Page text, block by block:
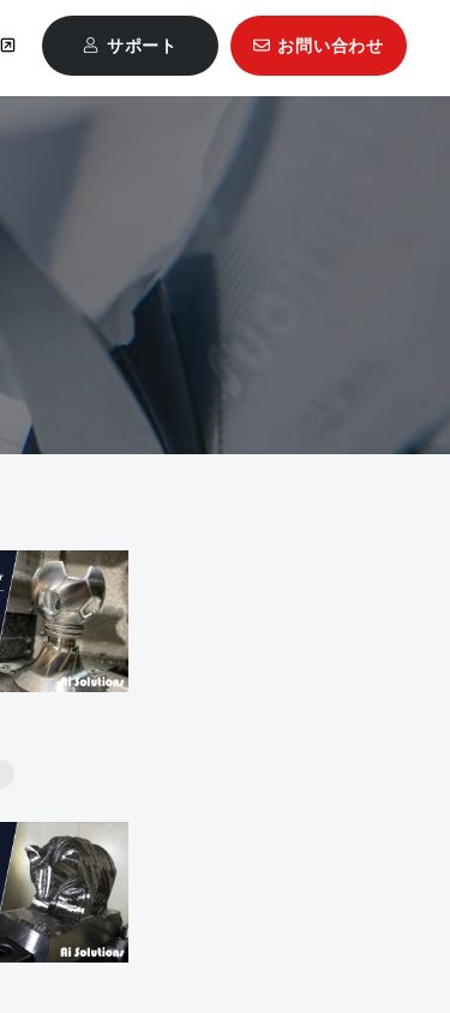
Mastercam
サポート お問い合わせ